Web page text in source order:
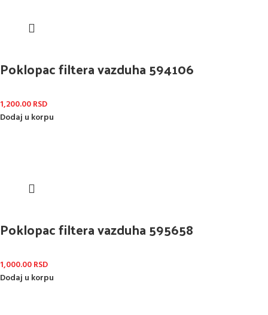
Poklopac filtera vazduha 594106
1,200.00RSD
Dodaj u korpu
Poklopac filtera vazduha 595658
1,000.00RSD
Dodaj u korpu